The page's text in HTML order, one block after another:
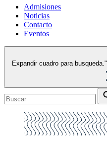
Admisiones
Noticias
Contacto
Eventos
Expandir cuadro para busqueda."